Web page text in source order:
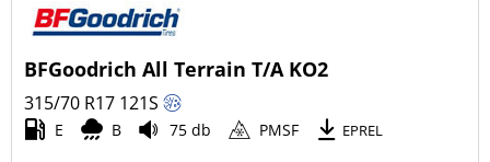
BFGoodrich All Terrain T/A KO2
315/70 R17 121S
E B 75 db PMSF EPREL